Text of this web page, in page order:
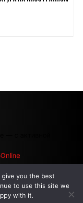
— с активной
РЕКЛАМА НА САЙТЕ
you the best
to use this site we
with it.